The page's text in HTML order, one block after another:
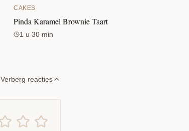
CAKES
Pinda Karamel Brownie Taart
1 u 30 min
Verberg reacties